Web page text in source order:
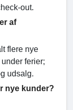
out.
af
flere nye
ferier;
udsalg.
nye kunder?